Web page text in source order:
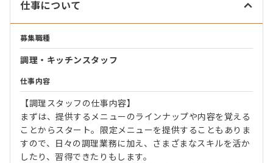
仕事について
募集職種
調理・キッチンスタッフ
仕事内容
【調理スタッフの仕事内容】
まずは、提供するメニューのラインナップや内容を覚える
ことからスタート。限定メニューを提供することもありま
すので、日々の調理業務に加え、さまざまなスキルを活か
したり、習得できたりもします。